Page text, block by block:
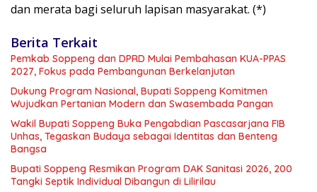
dan merata bagi seluruh lapisan masyarakat. (*)
Berita Terkait
Pemkab Soppeng dan DPRD Mulai Pembahasan KUA-PPAS
2027, Fokus pada Pembangunan Berkelanjutan
Dukung Program Nasional, Bupati Soppeng Komitmen
Wujudkan Pertanian Modern dan Swasembada Pangan
Wakil Bupati Soppeng Buka Pengabdian Pascasarjana FIB
Unhas, Tegaskan Budaya sebagai Identitas dan Benteng
Bangsa
Bupati Soppeng Resmikan Program DAK Sanitasi 2026, 200
Tangki Septik Individual Dibangun di Lilirilau